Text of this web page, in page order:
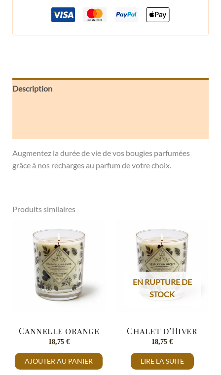
Description
Augmentez la durée de vie de vos bougies parfumées
grâce à nos recharges au parfum de votre choix.
Produits similaires
Cannelle orange
18,75 €
AJOUTER AU PANIER
EN RUPTURE DE
STOCK
Chalet d’Hiver
18,75€
LIRE LA SUITE